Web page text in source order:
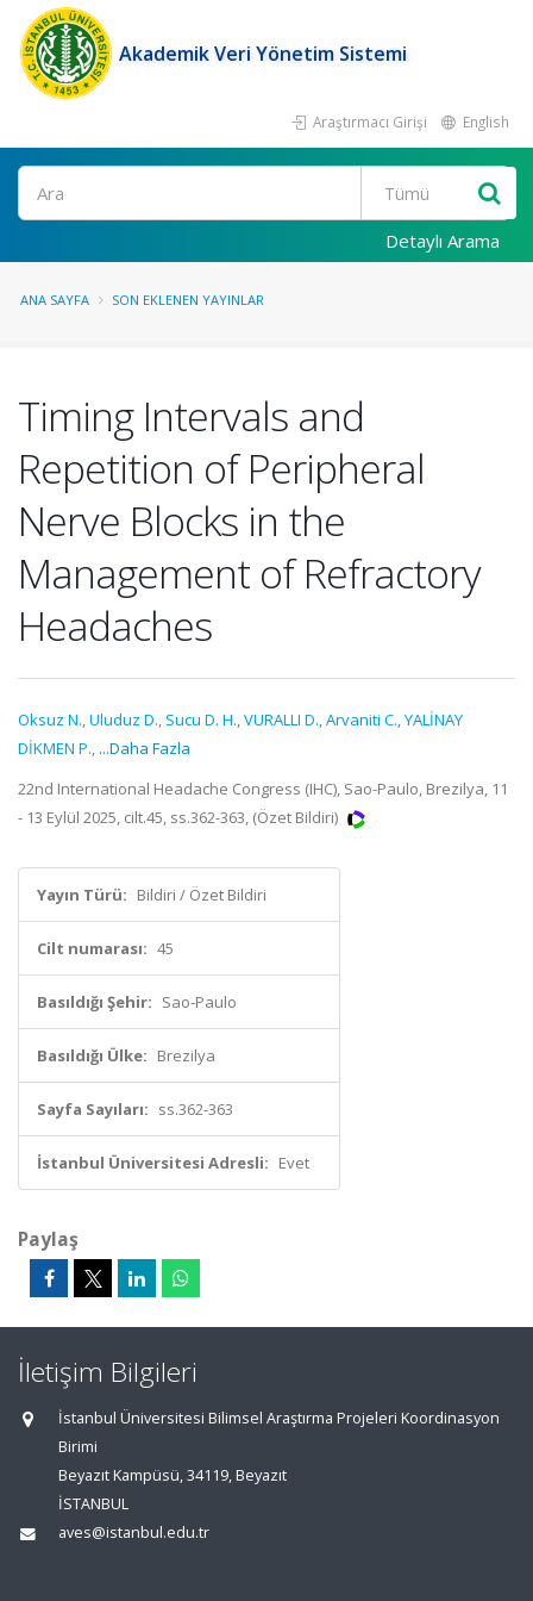
Akademik Veri Yönetim Sistemi
Araştırmacı Girişi English
Ara
Detaylı Arama
ANA SAYFA SON EKLENEN YAYINLAR
Timing Intervals and
Repetition of Peripheral
Nerve Blocks in the
Management of Refractory
Headaches
Oksuz N.,Uluduz D., Sucu D. H.,VURALLI D.,Arvaniti C.,YALİNAY
DİKMEN P., ...Daha Fazla
22nd International Headache Congress (IHC), Sao-Paulo, Brezilya, 11
- 13 Eylül 2025, cilt.45, ss.362-363, (Özet Bildiri)
Yayın Türü: Bildiri / Özet Bildiri
Cilt numarası: 45
Basıldığı Şehir: Sao-Paulo
Basıldığı Ülke: Brezilya
Sayfa Sayıları: ss.362-363
İstanbul Üniversitesi Adresli: Evet
Paylaş
İletişim Bilgileri
İstanbul Üniversitesi Bilimsel Araştırma Projeleri Koordinasyon
Birimi
Beyazıt Kampüsü, 34119, Beyazıt
İSTANBUL
aves@istanbul.edu.tr